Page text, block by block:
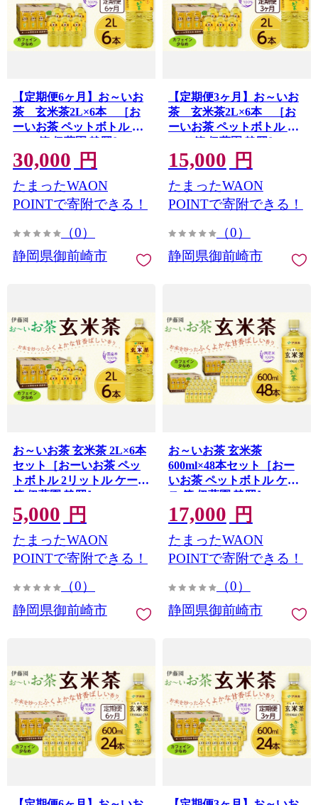
【定期便6ヶ月】お～いお
茶 玄米茶2L×6本 ［お
ーいお茶 ペットボトル ケ
ース 箱 伊藤園 静岡］
30,000 円
たまったWAON
POINTで寄附できる！
（0）
静岡県御前崎市
【定期便3ヶ月】お～いお
茶 玄米茶2L×6本 ［お
ーいお茶 ペットボトル ケ
ース 箱 伊藤園 静岡］
15,000 円
たまったWAON
POINTで寄附できる！
（0）
静岡県御前崎市
お～いお茶 玄米茶 2L×6本
セット［おーいお茶 ペッ
トボトル 2リットル ケース
箱 伊藤園 静岡］
5,000 円
たまったWAON
POINTで寄附できる！
（0）
静岡県御前崎市
お～いお茶 玄米茶
600ml×48本セット［おー
いお茶 ペットボトル ケー
ス 箱 伊藤園 静岡］
17,000 円
たまったWAON
POINTで寄附できる！
（0）
静岡県御前崎市